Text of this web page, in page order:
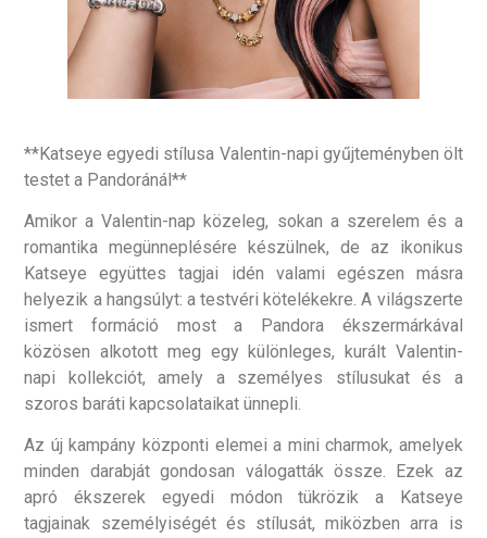
**Katseye egyedi stílusa Valentin-napi gyűjteményben ölt
testet a Pandoránál**
Amikor a Valentin-nap közeleg, sokan a szerelem és a
romantika megünneplésére készülnek, de az ikonikus
Katseye együttes tagjai idén valami egészen másra
helyezik a hangsúlyt: a testvéri kötelékekre. A világszerte
ismert formáció most a Pandora ékszermárkával
közösen alkotott meg egy különleges, kurált Valentin-
napi kollekciót, amely a személyes stílusukat és a
szoros baráti kapcsolataikat ünnepli.
Az új kampány központi elemei a mini charmok, amelyek
minden darabját gondosan válogatták össze. Ezek az
apró ékszerek egyedi módon tükrözik a Katseye
tagjainak személyiségét és stílusát, miközben arra is